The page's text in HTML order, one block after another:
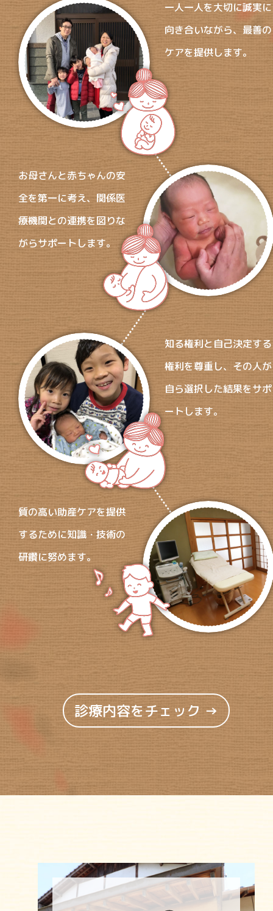
一人一人を大切に誠実に
向き合いながら、最善の
ケアを提供します。
お母さんと赤ちゃんの安
全を第一に考え、関係医
療機関との連携を図りな
がらサポートします。
知る権利と自己決定する
権利を尊重し、その人が
自ら選択した結果をサポ
ートします。
質の高い助産ケアを提供
するために知識・技術の
研鑽に努めます。
診療内容をチェック →